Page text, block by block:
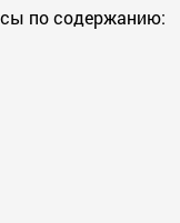
по содержанию: